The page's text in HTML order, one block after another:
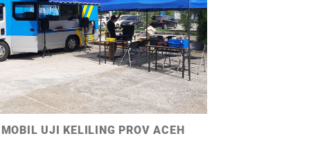
MOBIL UJI KELILING PROV ACEH